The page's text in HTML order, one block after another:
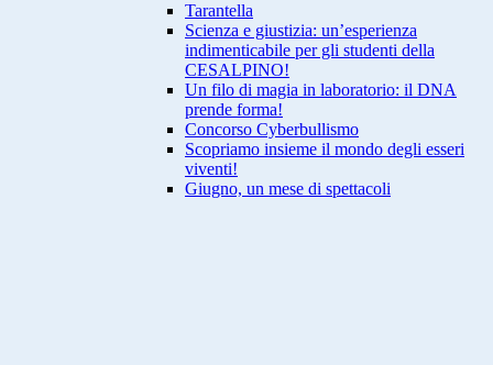
Tarantella
Scienza e giustizia: un’esperienza
indimenticabile per gli studenti della
CESALPINO!
Un filo di magia in laboratorio: il DNA
prende forma!
Concorso Cyberbullismo
Scopriamo insieme il mondo degli esseri
viventi!
Giugno, un mese di spettacoli